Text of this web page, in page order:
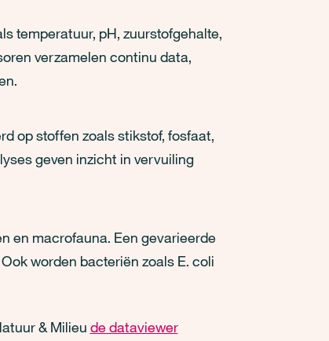
temperatuur, pH, zuurstofgehalte,
verzamelen continu data,
op stoffen zoals stikstof, fosfaat,
geven inzicht in vervuiling
en macrofauna. Een gevarieerde
worden bacteriën zoals E. coli
& Milieu de dataviewer